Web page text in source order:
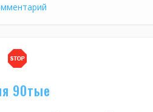
90тые